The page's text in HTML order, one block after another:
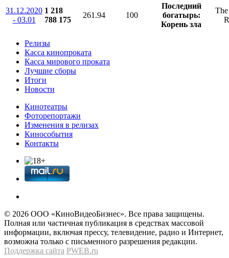
31.12.2020
- 03.01
1 218
788 175
261.94 100
Последний
богатырь:
Корень зла
Релизы
Касса кинопроката
Касса мирового проката
Лучшие сборы
Итоги
Новости
Кинотеатры
Фоторепортажи
Изменения в релизах
Кинособытия
Контакты
© 2026 OOО «КиноВидеоБизнес». Все права защищены.
Полная или частичная публикация в средствах массовой
информации, включая прессу, телевидение, радио и Интернет,
возможна только с письменного разрешения редакции.
Поддержка сайта PWEB.ru